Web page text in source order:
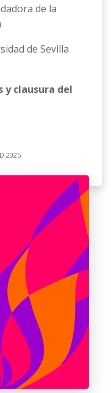
de la
de Sevilla
y clausura del
2025